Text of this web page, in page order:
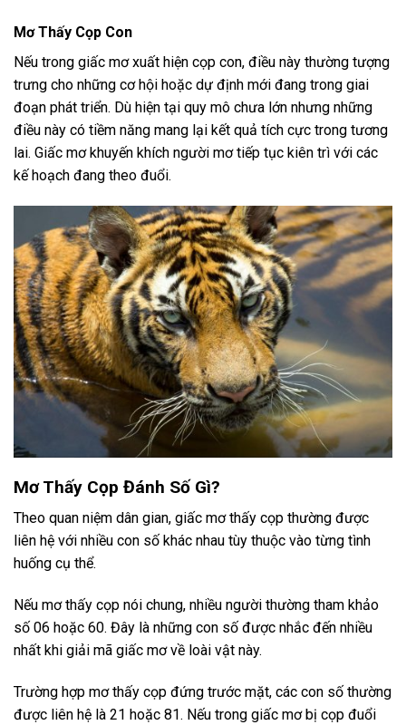
Mơ Thấy Cọp Con
Nếu trong giấc mơ xuất hiện cọp con, điều này thường tượng
trưng cho những cơ hội hoặc dự định mới đang trong giai
đoạn phát triển. Dù hiện tại quy mô chưa lớn nhưng những
điều này có tiềm năng mang lại kết quả tích cực trong tương
lai. Giấc mơ khuyến khích người mơ tiếp tục kiên trì với các
kế hoạch đang theo đuổi.
Mơ Thấy Cọp Đánh Số Gì?
Theo quan niệm dân gian, giấc mơ thấy cọp thường được
liên hệ với nhiều con số khác nhau tùy thuộc vào từng tình
huống cụ thể.
Nếu mơ thấy cọp nói chung, nhiều người thường tham khảo
số 06 hoặc 60. Đây là những con số được nhắc đến nhiều
nhất khi giải mã giấc mơ về loài vật này.
Trường hợp mơ thấy cọp đứng trước mặt, các con số thường
được liên hệ là 21 hoặc 81. Nếu trong giấc mơ bị cọp đuổi